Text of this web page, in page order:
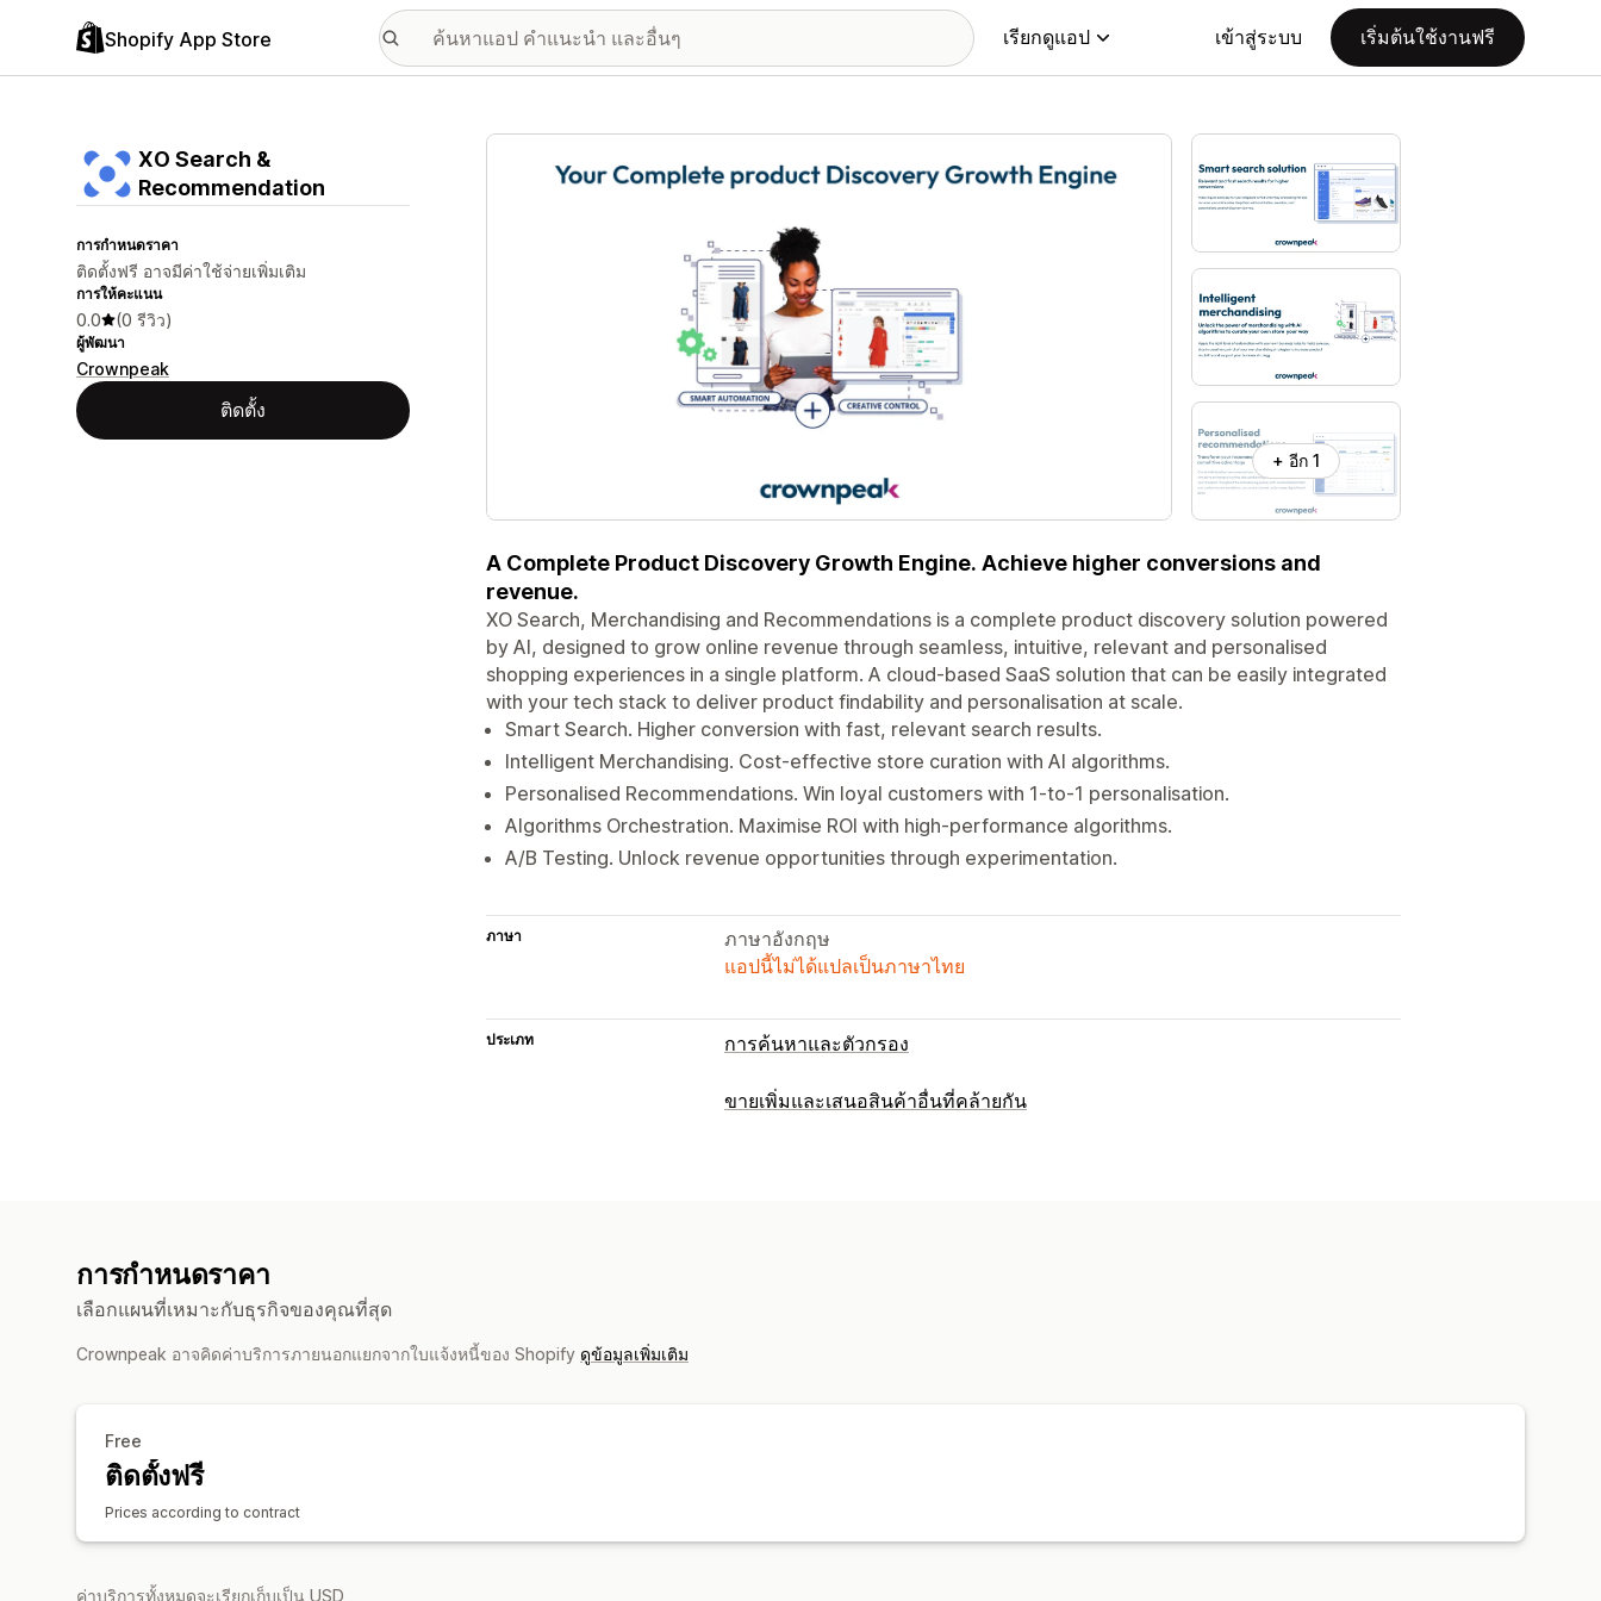
Shopify App Store เรียกดูแอป เข้าสู่ระบบ เริ่มต้นใช้งานฟรี
XO Search &
Recommendation
การกำหนดราคา
ติดตั้งฟรี อาจมีค่าใช้จ่ายเพิ่มเติม
การให้คะแนน
0.0 (0 รีวิว)
ผู้พัฒนา
Crownpeak
ติดตั้ง
แกลเลอรีรูปภาพที่แสดง
+ อีก 1
A Complete Product Discovery Growth Engine. Achieve higher conversions and
revenue.
XO Search, Merchandising and Recommendations is a complete product discovery solution powered
by AI, designed to grow online revenue through seamless, intuitive, relevant and personalised
shopping experiences in a single platform. A cloud-based SaaS solution that can be easily integrated
with your tech stack to deliver product findability and personalisation at scale.
Smart Search. Higher conversion with fast, relevant search results.
Intelligent Merchandising. Cost-effective store curation with AI algorithms.
Personalised Recommendations. Win loyal customers with 1-to-1 personalisation.
Algorithms Orchestration. Maximise ROI with high-performance algorithms.
A/B Testing. Unlock revenue opportunities through experimentation.
ภาษา
ภาษาอังกฤษ
แอปนี้ไม่ได้แปลเป็นภาษาไทย
ประเภท การค้นหาและตัวกรอง
ขายเพิ่มและเสนอสินค้าอื่นที่คล้ายกัน
การกำหนดราคา
เลือกแผนที่เหมาะกับธุรกิจของคุณที่สุด
Crownpeak อาจคิดค่าบริการภายนอกแยกจากใบแจ้งหนี้ของ Shopify ดูข้อมูลเพิ่มเติม
Free
ติดตั้งฟรี
Prices according to contract
ค่าบริการทั้งหมดจะเรียกเก็บเป็น USD